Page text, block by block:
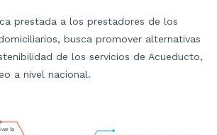
prestada a los prestadores de los
busca promover alternativas
de los servicios de Acueducto,
a nivel nacional.